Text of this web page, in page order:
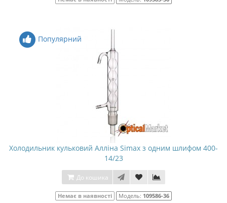
Популярний
Холодильник кульковий Алліна Simax з одним шлифом 400-
14/23
До кошика
Немає в наявності Модель: 109586-36